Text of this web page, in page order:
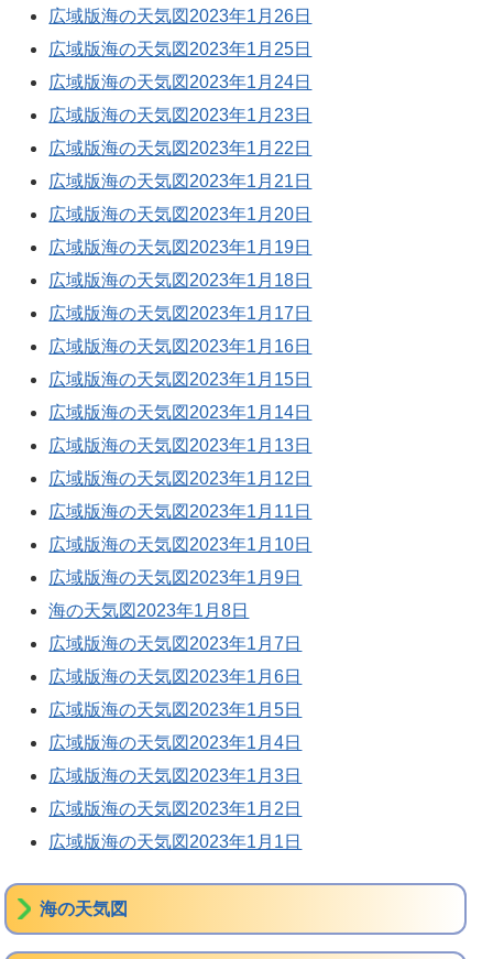
広域版海の天気図2023年1月26日
広域版海の天気図2023年1月25日
広域版海の天気図2023年1月24日
広域版海の天気図2023年1月23日
広域版海の天気図2023年1月22日
広域版海の天気図2023年1月21日
広域版海の天気図2023年1月20日
広域版海の天気図2023年1月19日
広域版海の天気図2023年1月18日
広域版海の天気図2023年1月17日
広域版海の天気図2023年1月16日
広域版海の天気図2023年1月15日
広域版海の天気図2023年1月14日
広域版海の天気図2023年1月13日
広域版海の天気図2023年1月12日
広域版海の天気図2023年1月11日
広域版海の天気図2023年1月10日
広域版海の天気図2023年1月9日
海の天気図2023年1月8日
広域版海の天気図2023年1月7日
広域版海の天気図2023年1月6日
広域版海の天気図2023年1月5日
広域版海の天気図2023年1月4日
広域版海の天気図2023年1月3日
広域版海の天気図2023年1月2日
広域版海の天気図2023年1月1日
海の天気図